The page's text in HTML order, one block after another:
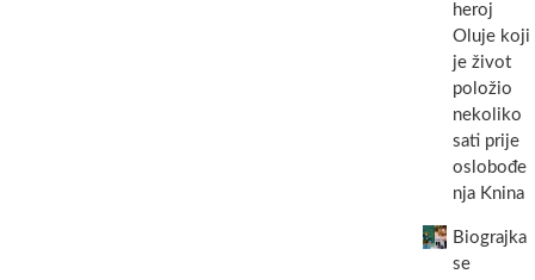
heroj
Oluje koji
je život
položio
nekoliko
sati prije
oslobođe
nja Knina
Biograjka
se